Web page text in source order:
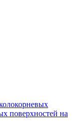
поверхностей на